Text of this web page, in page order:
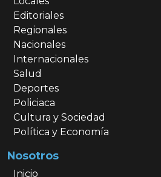
Editoriales
Regionales
Nacionales
Internacionales
Salud
Deportes
Policiaca
Cultura y Sociedad
Política y Economía
Nosotros
Inicio